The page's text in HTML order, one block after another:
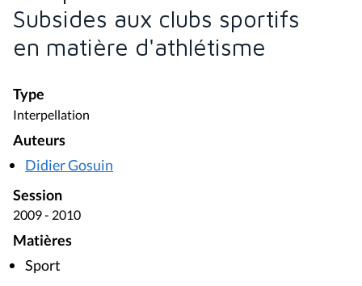
Subsides aux clubs sportifs
en matière d'athlétisme
Type
Interpellation
Auteurs
Didier Gosuin
Session
2009 - 2010
Matières
Sport